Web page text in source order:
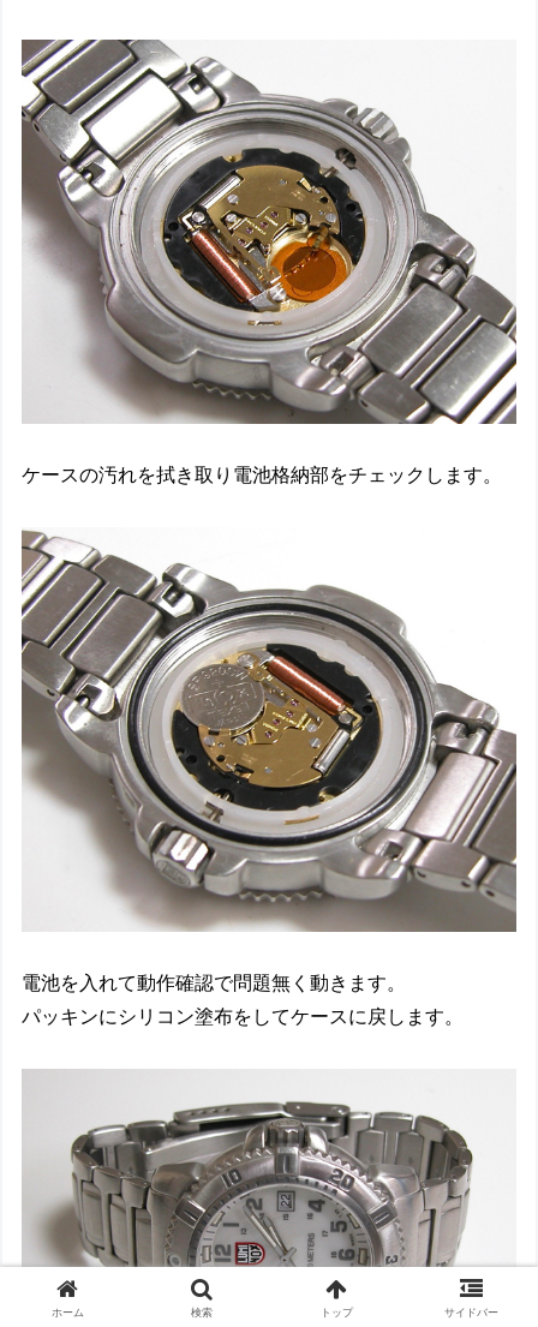
ケースの汚れを拭き取り電池格納部をチェックします。
電池を入れて動作確認で問題無く動きます。
パッキンにシリコン塗布をしてケースに戻します。
ホーム 検索 トップ サイドバー